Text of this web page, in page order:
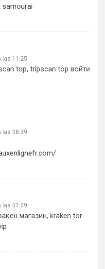
samourai
las 11:25
top, tripscan top войти
las 08:39
las 01:09
магазин, kraken tor